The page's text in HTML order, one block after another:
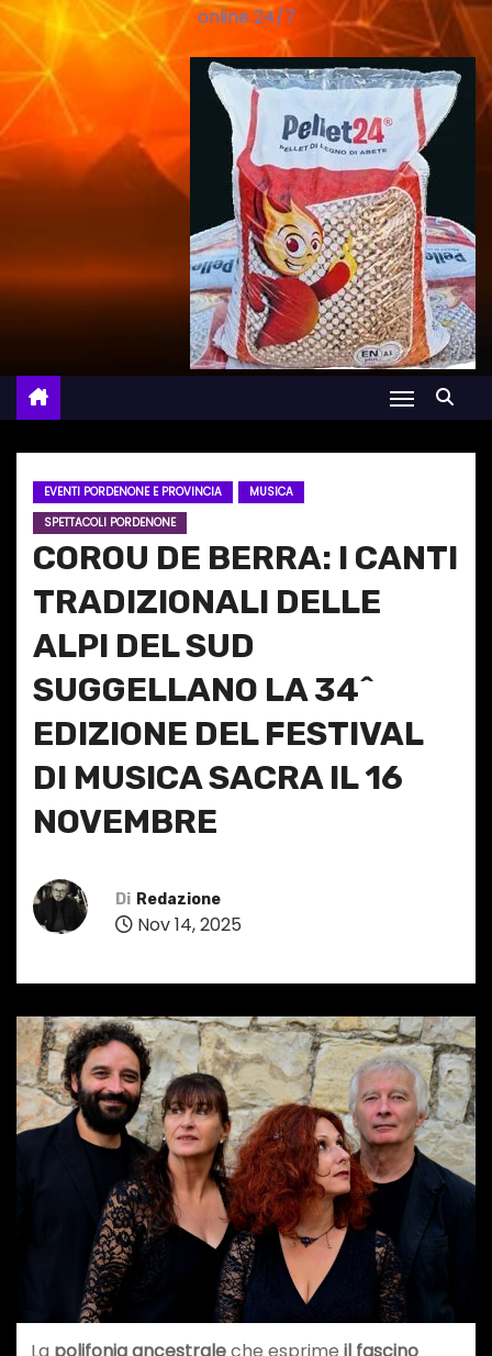
online 24/7
EVENTI PORDENONE E PROVINCIA
MUSICA
SPETTACOLI PORDENONE
COROU DE BERRA: I CANTI
TRADIZIONALI DELLE
ALPI DEL SUD
SUGGELLANO LA 34^
EDIZIONE DEL FESTIVAL
DI MUSICA SACRA IL 16
NOVEMBRE
Di Redazione
Nov 14, 2025